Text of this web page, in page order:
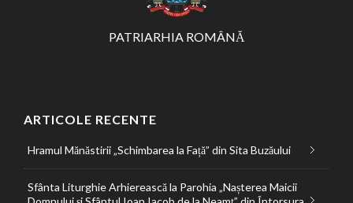
PATRIARHIA ROMÂNĂ
ARTICOLE RECENTE
Hramul Mănăstirii „Schimbarea la Față” din Sita Buzăului
Sfânta Liturghie Arhierească la Parohia „Nașterea Maicii